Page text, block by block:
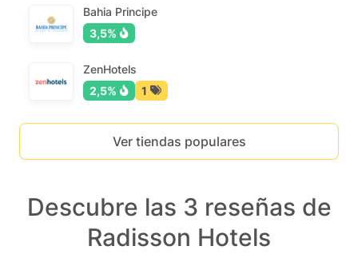
Bahia Principe
3,5%
ZenHotels
2,5%
1
Ver tiendas populares
Descubre las 3 reseñas de
Radisson Hotels